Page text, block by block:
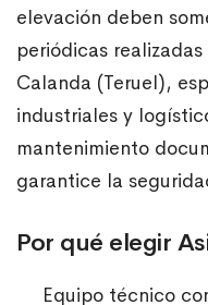
elevación deben
periódicas
Calanda (Teruel),
industriales y
mantenimiento
garantice la
Por qué elegir
Equipo técnico